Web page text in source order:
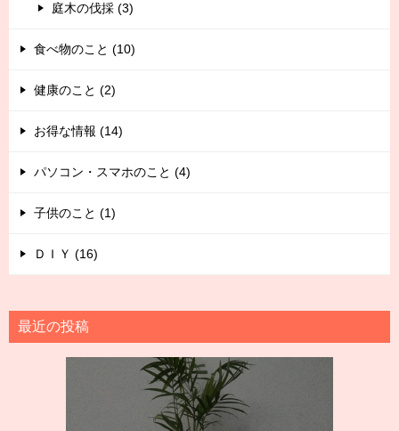
庭木の伐採 (3)
食べ物のこと (10)
健康のこと (2)
お得な情報 (14)
パソコン・スマホのこと (4)
子供のこと (1)
ＤＩＹ (16)
最近の投稿